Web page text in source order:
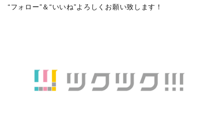
“フォロー”＆“いいね”よろしくお願い致します！